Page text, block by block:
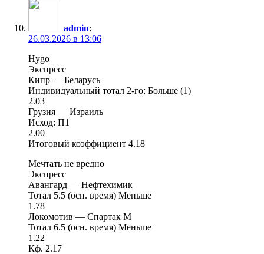
admin:
26.03.2026 в 13:06
Hygo
Экспресс
Кипр — Беларусь
Индивидуальный тотал 2-го: Больше (1)
2.03
Грузия — Израиль
Исход: П1
2.00
Итоговый коэффициент 4.18
Мечтать не вредно
Экспресс
Авангард — Нефтехимик
Тотал 5.5 (осн. время) Меньше
1.78
Локомотив — Спартак М
Тотал 6.5 (осн. время) Меньше
1.22
Кф. 2.17